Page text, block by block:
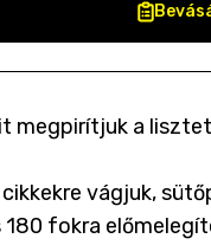
megpirítjuk a
vágjuk,
180 fokra